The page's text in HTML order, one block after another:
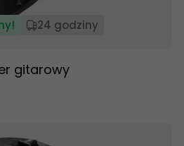
24 godziny
gitarowy